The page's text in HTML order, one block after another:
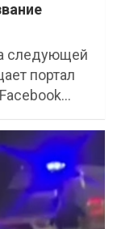
следующей
портал